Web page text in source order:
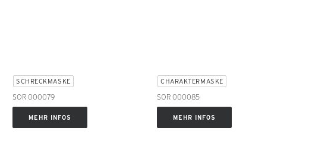
SCHRECKMASKE
SOR 000079
MEHR INFOS
CHARAKTERMASKE
SOR 000085
MEHR INFOS